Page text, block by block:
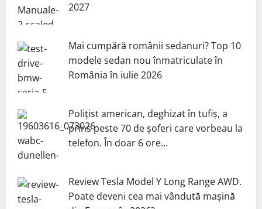
2027
Mai cumpără românii sedanuri? Top 10
modele sedan nou înmatriculate în
România în iulie 2026
Polițist american, deghizat în tufiș, a
prins peste 70 de șoferi care vorbeau la
telefon. În doar 6 ore…
Review Tesla Model Y Long Range AWD.
Poate deveni cea mai vândută mașină